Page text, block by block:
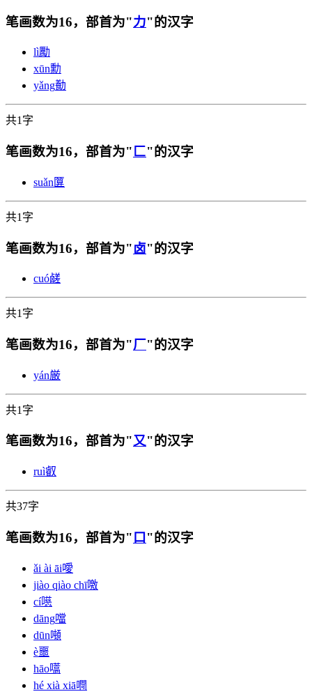
笔画数为16，部首为"力"的汉字
lì勵
xūn勳
yǎng㔦
共1字
笔画数为16，部首为" 匚"的汉字
suǎn 匴
共1字
笔画数为16，部首为"卤"的汉字
cuó鹾
共1字
笔画数为16，部首为"厂"的汉字
yán厳
共1字
笔画数为16，部首为"又"的汉字
ruì叡
共37字
笔画数为16，部首为"口"的汉字
ǎi ài āi噯
jiào qiào chī噭
cí㘂
dāng噹
dūn噸
è噩
hāo嚆
hé xià xiā㗿